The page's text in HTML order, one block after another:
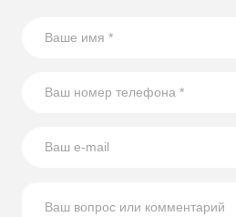
бутылок
использованию стеклянных